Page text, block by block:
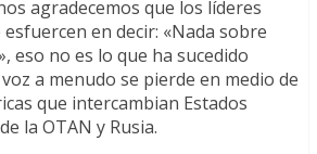
agradecemos que los líderes
en decir: «Nada sobre
eso no es lo que ha sucedido
a menudo se pierde en medio de
que intercambian Estados
la OTAN y Rusia.